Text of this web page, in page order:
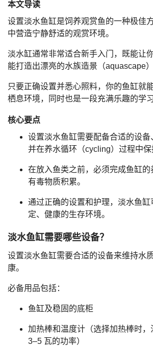
本文导读
设置淡水鱼缸是饲养观赏鱼的一种极佳
中营造宁静舒适的观赏环境。
淡水缸通常非常适合新手入门，既能让
能打造出漂亮的水族造景（aquascape）
只要正确设置并悉心照料，你的鱼缸就
栖息环境，同时也是一段充满乐趣的学习
核心要点
设置淡水鱼缸需要配备合适的设备
并在养水循环（cycling）过程中保
在放入鱼类之前，必须完成鱼缸
有毒物质积累。
通过正确的设置和护理，淡水鱼缸
定、健康的生存环境。
淡水鱼缸需要哪些设备？
设置淡水鱼缸需要合适的设备来维持水
康。
必备用品包括：
鱼缸及稳固的底柜
加热棒和温度计（选择加热棒时
3–5 瓦的功率）